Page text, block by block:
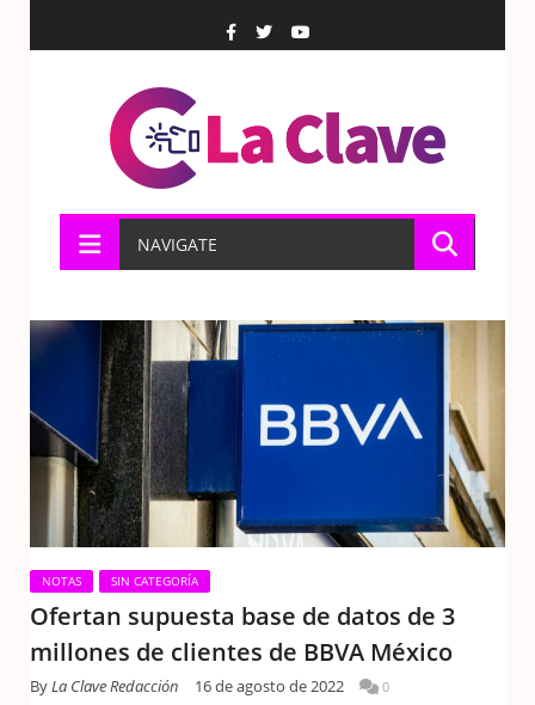
NAVIGATE
NOTAS SIN CATEGORÍA
Ofertan supuesta base de datos de 3
millones de clientes de BBVA México
ByLa Clave Redacción 16 de agosto de 2022 0